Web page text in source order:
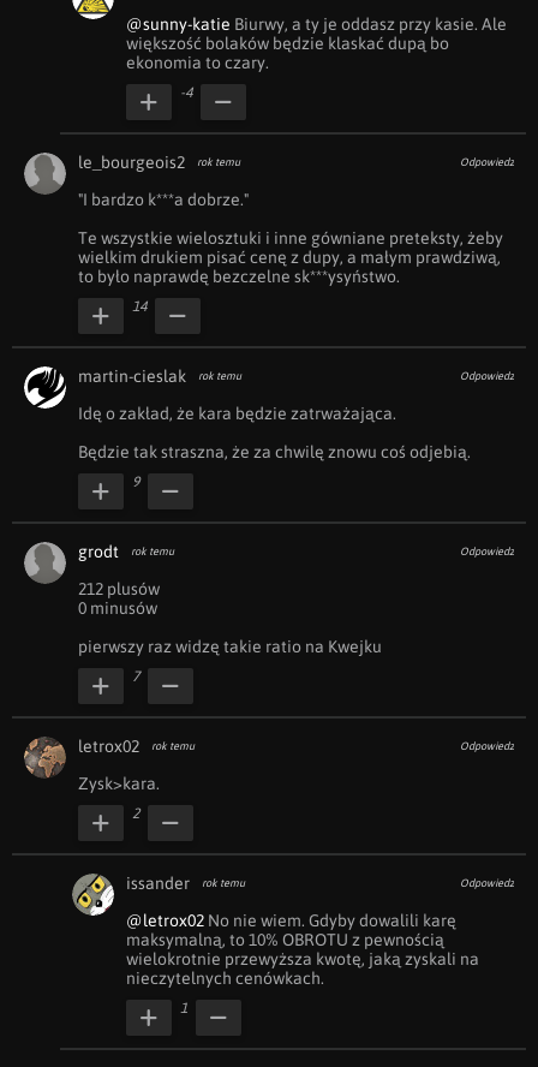
@sunny-katie Biurwy, a ty je oddasz przy kasie. Ale
większość bolaków będzie klaskać dupą bo
ekonomia to czary.
-4
le_bourgeois2 rok temu Odpowiedz
"I bardzo k***a dobrze."
Te wszystkie wielosztuki i inne gówniane preteksty, żeby
wielkim drukiem pisać cenę z dupy, a małym prawdziwą,
to było naprawdę bezczelne sk***ysyństwo.
14
martin-cieslak rok temu Odpowiedz
Idę o zakład, że kara będzie zatrważająca.
Będzie tak straszna, że za chwilę znowu coś odjebią.
9
grodt rok temu Odpowiedz
212 plusów
0 minusów
pierwszy raz widzę takie ratio na Kwejku
7
letrox02 rok temu Odpowiedz
Zysk>kara.
2
issander rok temu Odpowiedz
@letrox02 No nie wiem. Gdyby dowalili karę
maksymalną, to 10% OBROTU z pewnością
wielokrotnie przewyższa kwotę, jaką zyskali na
nieczytelnych cenówkach.
1